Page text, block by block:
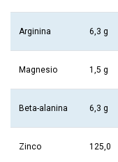
Arginina 6,3 g
Magnesio 1,5 g
Beta-alanina 6,3 g
Zinco 125,0